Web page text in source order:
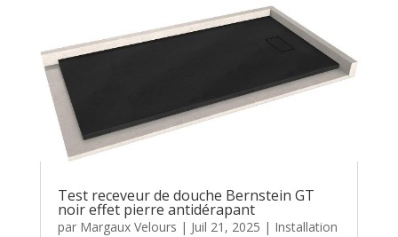
Test receveur de douche Bernstein GT
noir effet pierre antidérapant
par Margaux Velours | Juil 21, 2025 | Installation